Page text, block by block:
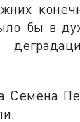
бы в
Семёна